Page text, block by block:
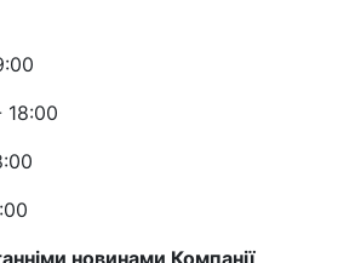
18:00
новинами Компанії